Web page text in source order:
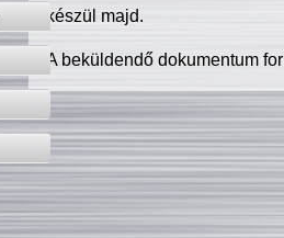
készül majd.
A beküldendő dokumentum